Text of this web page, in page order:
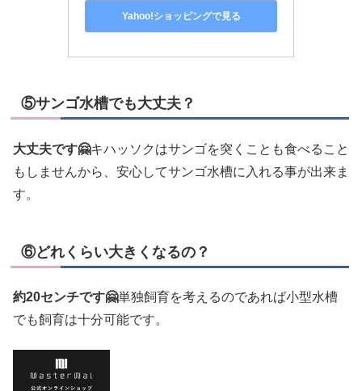
Yahoo!ショッピングで見る
⑤サンゴ水槽でも大丈夫？
大丈夫です🤗キハッソクはサンゴを突くことも食べること
もしませんから、安心してサンゴ水槽に入れる事が出来ま
す。
⑥どれくらい大きくなるの？
約20センチです🤗単独飼育を考えるのであれば小型水槽
でも飼育は十分可能です。